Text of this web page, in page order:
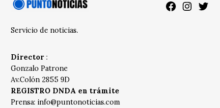
Facebook
Servicio de noticias.
Director :
Gonzalo Patrone
Av.Colón 2855 9D
REGISTRO DNDA en trámite
Prensa: info@puntonoticias.com